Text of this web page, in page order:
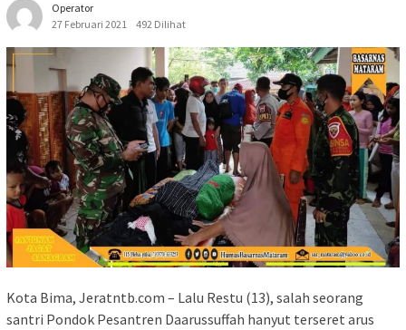
Operator
27 Februari 2021
492 Dilihat
Kota Bima, Jeratntb.com – Lalu Restu (13), salah seorang
santri Pondok Pesantren Daarussuffah hanyut terseret arus